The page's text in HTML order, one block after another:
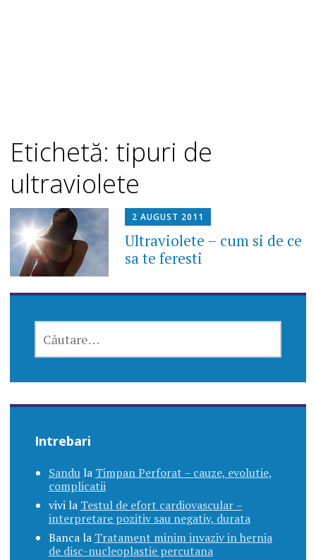
Etichetă: tipuri de
ultraviolete
2 AUGUST 2011
Ultraviolete – cum si de ce
sa te feresti
DUPĂ:
Intrebari
Sandula Timpan Perforat – cauze, evolutie,
complicatii
vivila Testul de efort cardiovascular –
interpretare pozitiv sau negativ, durata
Bancala Tratament minim invaziv in hernia
de disc-nucleoplastie percutana